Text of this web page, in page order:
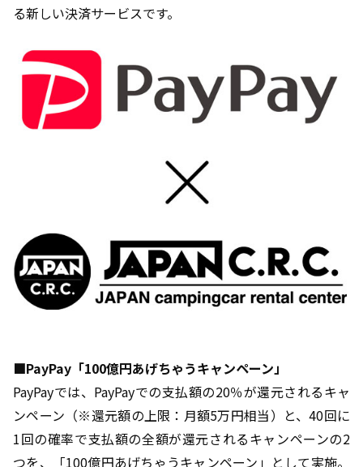
る新しい決済サービスです。
■PayPay「100億円あげちゃうキャンペーン」
PayPayでは、PayPayでの支払額の20％が還元されるキャ
ンペーン（※還元額の上限：月額5万円相当）と、40回に
1回の確率で支払額の全額が還元されるキャンペーンの2
つを、「100億円あげちゃうキャンペーン」として実施。